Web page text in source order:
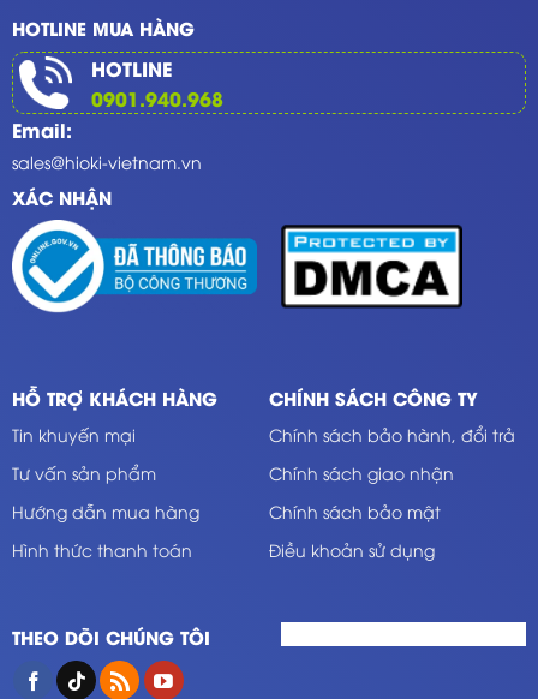
HOTLINE MUA HÀNG
HOTLINE
0901.940.968
Email:
sales@hioki-vietnam.vn
XÁC NHẬN
HỖ TRỢ KHÁCH HÀNG
Tin khuyến mại
Tư vấn sản phẩm
Hướng dẫn mua hàng
Hình thức thanh toán
CHÍNH SÁCH CÔNG TY
Chính sách bảo hành, đổi trả
Chính sách giao nhận
Chính sách bảo mật
Điều khoản sử dụng
THEO DÕI CHÚNG TÔI